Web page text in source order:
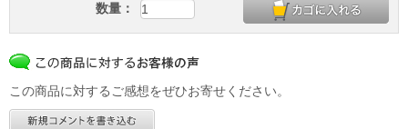
数量：
この商品に対するご感想をぜひお寄せください。